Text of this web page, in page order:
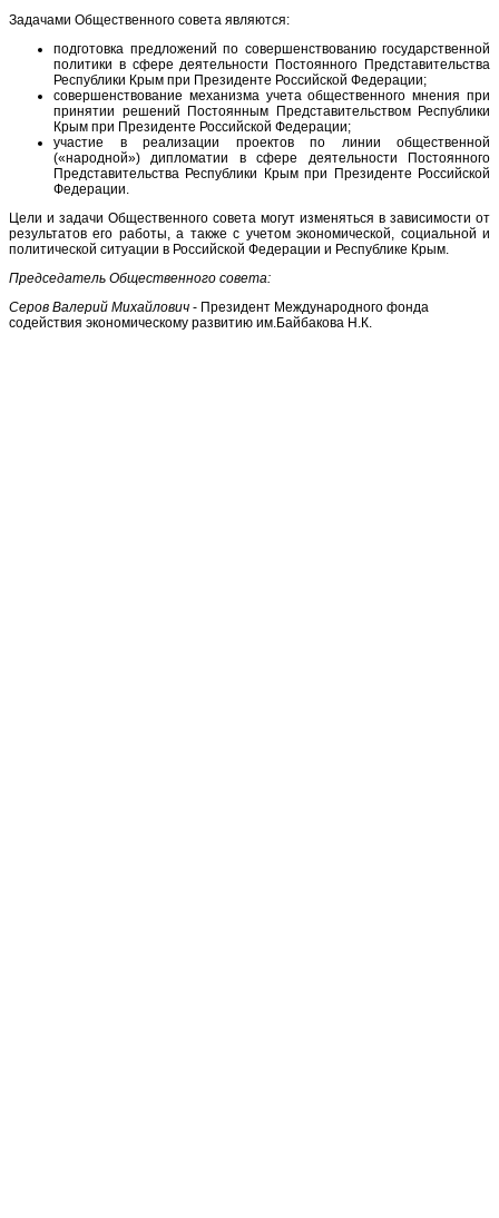
Задачами Общественного совета являются:
подготовка предложений по совершенствованию государственной
политики в сфере деятельности Постоянного Представительства
Республики Крым при Президенте Российской Федерации;
совершенствование механизма учета общественного мнения при
принятии решений Постоянным Представительством Республики
Крым при Президенте Российской Федерации;
участие в реализации проектов по линии общественной
(«народной») дипломатии в сфере деятельности Постоянного
Представительства Республики Крым при Президенте Российской
Федерации.
Цели и задачи Общественного совета могут изменяться в зависимости от
результатов его работы, а также с учетом экономической, социальной и
политической ситуации в Российской Федерации и Республике Крым.
Председатель Общественного совета:
Серов Валерий Михайлович - Президент Международного фонда
содействия экономическому развитию им.Байбакова Н.К.